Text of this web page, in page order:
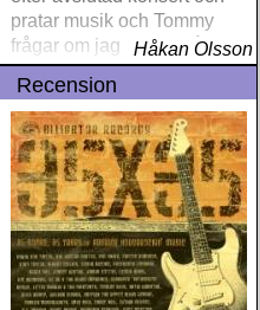
pratar musik och Tommy
frågar om jag spelar något
instrument
Håkan Olsson
Recension